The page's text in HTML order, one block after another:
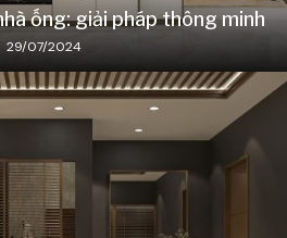
ống: giải pháp thông minh
29/07/2024